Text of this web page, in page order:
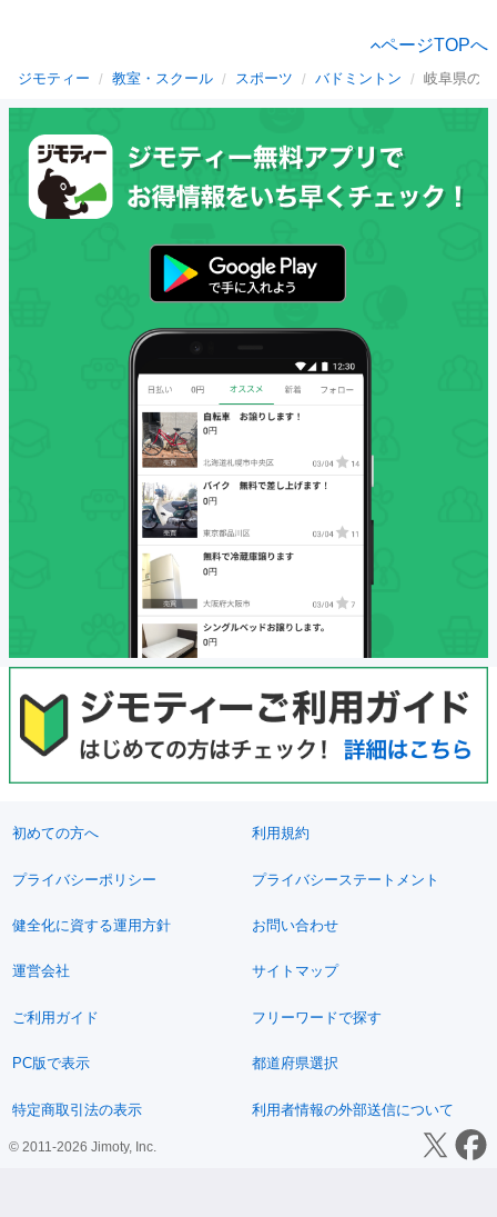
ページTOPへ
ジモティー 教室・スクール スポーツ バドミントン 岐阜県の
初めての方へ 利用規約
プライバシーポリシー プライバシーステートメント
健全化に資する運用方針 お問い合わせ
運営会社 サイトマップ
ご利用ガイド フリーワードで探す
PC版で表示 都道府県選択
特定商取引法の表示 利用者情報の外部送信について
© 2011-2026 Jimoty, Inc.